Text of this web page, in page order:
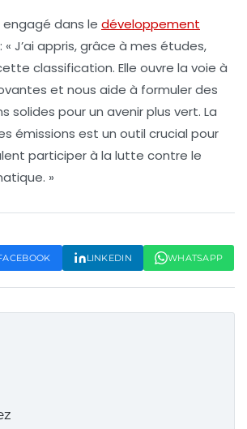
engagé dans le développement
« J’ai appris, grâce à mes études,
classification. Elle ouvre la voie à
et nous aide à formuler des
solides pour un avenir plus vert. La
émissions est un outil crucial pour
participer à la lutte contre le
»
LINKEDIN WHATSAPP